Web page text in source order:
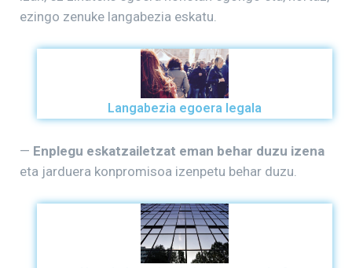
ezingo zenuke langabezia eskatu.
Langabezia egoera legala
— Enplegu eskatzailetzat eman behar duzu izena
eta jarduera konpromisoa izenpetu behar duzu.